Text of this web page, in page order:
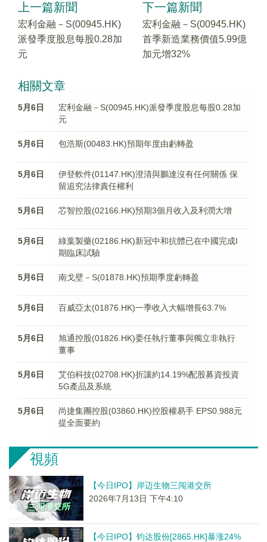
上一篇新聞
宏利金融－S(00945.HK)
派發季度股息每股0.28加
元
下一篇新聞
宏利金融－S(00945.HK)
首季新造業務價值5.99億
加元增32%
相關文章
5月6日
宏利金融－S(00945.HK)派發季度股息每股0.28加
元
5月6日 包浩斯(00483.HK)預期年度由虧轉盈
5月6日
伊登軟件(01147.HK)澄清與鵬達沒有任何關係 保
留追究法律責任權利
5月6日 芯智控股(02166.HK)預期3個月收入及利潤大增
5月6日
綠葉製藥(02186.HK)新冠中和抗體已在中國完成I
期臨床試驗
5月6日 南戈壁－S(01878.HK)預期季度虧轉盈
5月6日 百威亞太(01876.HK)一季收入大幅增長63.7%
5月6日
旭通控股(01826.HK)委任執行董事與獨立非執行
董事
5月6日
艾伯科技(02708.HK)折讓約14.19%配股募資投資
5G產品及系統
5月6日
尚捷集團控股(03860.HK)控股權易手 EPS0.988元
提全面要約
視頻
【今日IPO】岸迈生物三闯港交所
2026年7月13日 下午4:10
【今日IPO】钧达股份[2865.HK]暴涨24%